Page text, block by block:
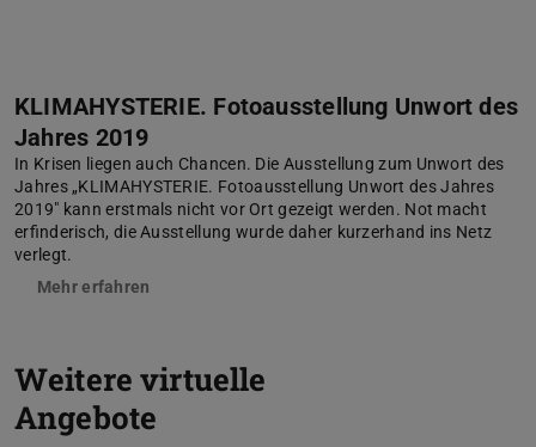
KLIMAHYSTERIE. Fotoausstellung Unwort des
Jahres 2019
In Krisen liegen auch Chancen. Die Ausstellung zum Unwort des
Jahres „KLIMAHYSTERIE. Fotoausstellung Unwort des Jahres
2019" kann erstmals nicht vor Ort gezeigt werden. Not macht
erfinderisch, die Ausstellung wurde daher kurzerhand ins Netz
verlegt.
Mehr erfahren
Weitere virtuelle
Angebote